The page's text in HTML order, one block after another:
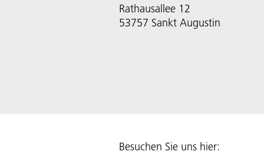
Rathausallee 12
53757 Sankt Augustin
Besuchen Sie uns hier: